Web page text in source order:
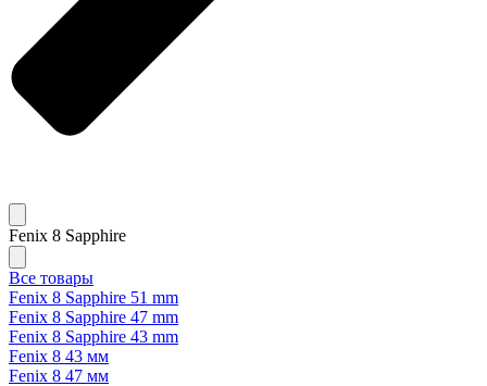
Fenix 8 Sapphire
Все товары
Fenix 8 Sapphire 51 mm
Fenix 8 Sapphire 47 mm
Fenix 8 Sapphire 43 mm
Fenix 8 43 мм
Fenix 8 47 мм